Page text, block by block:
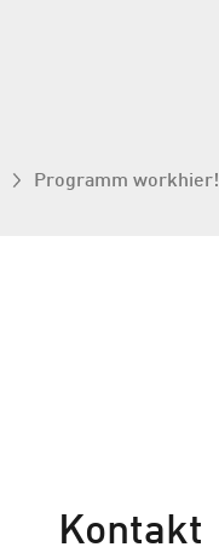
Programm workhier!
Kontakt